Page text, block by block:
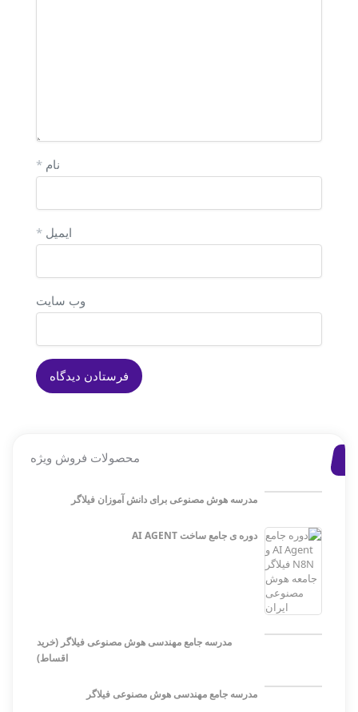
نام *
ایمیل *
وب‌ سایت
محصولات فروش ویژه
مدرسه هوش مصنوعی برای دانش آموزان فیلاگر
دوره ی جامع ساخت AI AGENT
مدرسه جامع مهندسی هوش مصنوعی فیلاگر (خرید
اقساط)
مدرسه جامع مهندسی هوش مصنوعی فیلاگر